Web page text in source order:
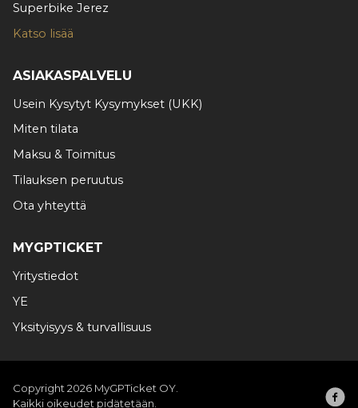
Superbike Jerez
Katso lisää
ASIAKASPALVELU
Usein Kysytyt Kysymykset (UKK)
Miten tilata
Maksu & Toimitus
Tilauksen peruutus
Ota yhteyttä
MYGPTICKET
Yritystiedot
YE
Yksityisyys & turvallisuus
Copyright 2026 MyGPTicket OY.
Kaikki oikeudet pidätetään.